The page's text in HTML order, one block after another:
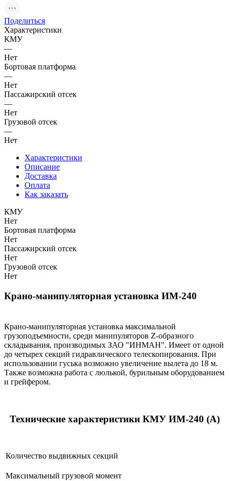
Поделиться
Характеристики
КМУ
—
Нет
Бортовая платформа
—
Нет
Пассажирский отсек
—
Нет
Грузовой отсек
—
Нет
Характеристики
Описание
Доставка
Оплата
Как заказать
КМУ
Нет
Бортовая платформа
Нет
Пассажирский отсек
Нет
Грузовой отсек
Нет
Крано-манипуляторная установка ИМ-240
Крано-манипуляторная установка максимальной
грузоподъемности, среди манипуляторов Z-образного
складывания, производимых ЗАО "ИНМАН". Имеет от одной
до четырех секций гидравлического телескопирования. При
использовании гуська возможно увеличение вылета до 18 м.
Также возможна работа с люлькой, бурильным оборудованием
и грейфером.
Технические характеристики КМУ ИМ-240 (А)
Количество выдвижных секций
Максимальный грузовой момент